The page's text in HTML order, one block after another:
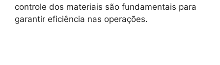
controle dos materiais são fundamentais para
garantir eficiência nas operações.